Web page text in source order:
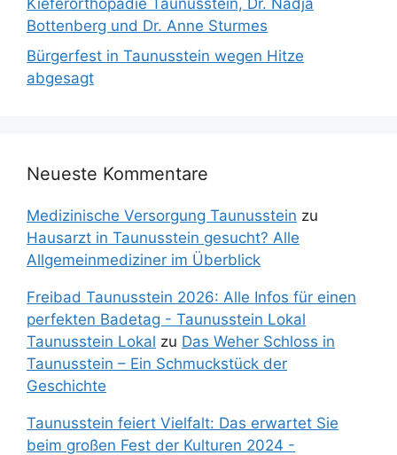
Kieferorthopädie Taunusstein, Dr. Nadja
Bottenberg und Dr. Anne Sturmes
Bürgerfest in Taunusstein wegen Hitze
abgesagt
Neueste Kommentare
Medizinische Versorgung Taunusstein zu
Hausarzt in Taunusstein gesucht? Alle
Allgemeinmediziner im Überblick
Freibad Taunusstein 2026: Alle Infos für einen
perfekten Badetag - Taunusstein Lokal
Taunusstein Lokal zu Das Weher Schloss in
Taunusstein – Ein Schmuckstück der
Geschichte
Taunusstein feiert Vielfalt: Das erwartet Sie
beim großen Fest der Kulturen 2024 -